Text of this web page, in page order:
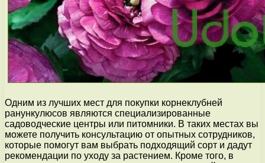
Одним из лучших мест для покупки корнеклубней
ранункулюсов являются специализированные
садоводческие центры или питомники. В таких местах вы
можете получить консультацию от опытных сотрудников,
которые помогут вам выбрать подходящий сорт и дадут
рекомендации по уходу за растением. Кроме того, в